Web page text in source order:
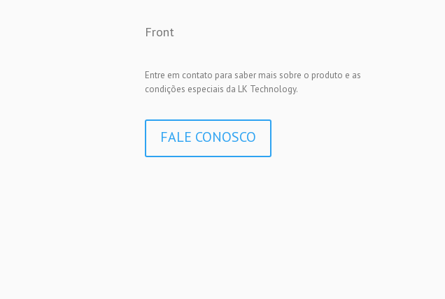
Front
Entre em contato para saber mais sobre o produto e as
condições especiais da LK Technology.
FALE CONOSCO